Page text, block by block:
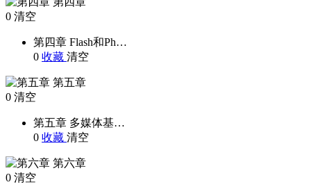
0 清空
第四章 Flash和Ph…
0 收藏 清空
第五章
0 清空
第五章 多媒体基…
0 收藏 清空
第六章
0 清空